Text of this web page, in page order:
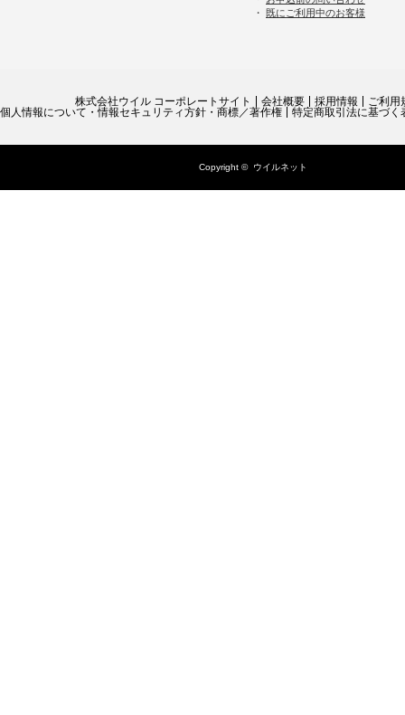
・ 既にご利用中のお客様
株式会社ウイル コーポレートサイト 会社概要 採用情報
ご利用
個人情報について・情報セキュリティ方針・商標／著作権
特定商取引法に基づく
Copyright © ウイルネット